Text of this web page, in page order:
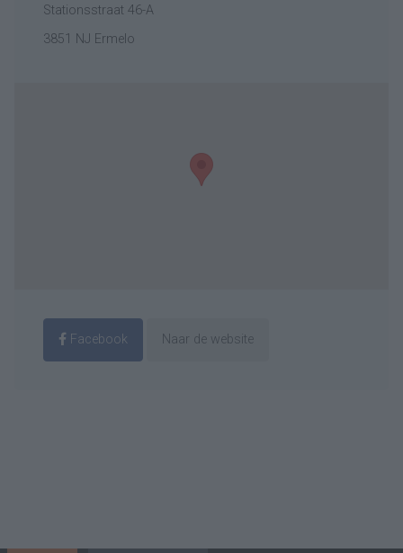
Stationsstraat 46-A
3851 NJ Ermelo
Facebook Naar de website